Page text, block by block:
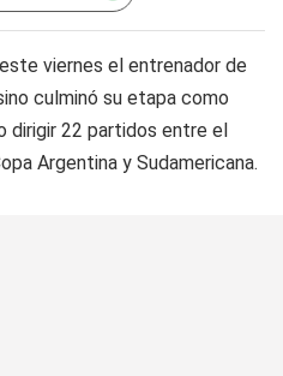
viernes el entrenador de
culminó su etapa como
dirigir 22 partidos entre el
Argentina y Sudamericana.